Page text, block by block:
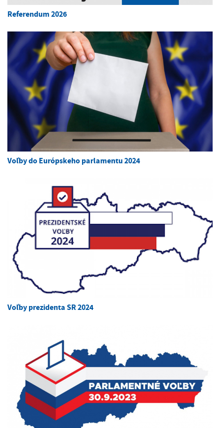
Referendum 2026
Voľby do Európskeho parlamentu 2024
Voľby prezidenta SR 2024